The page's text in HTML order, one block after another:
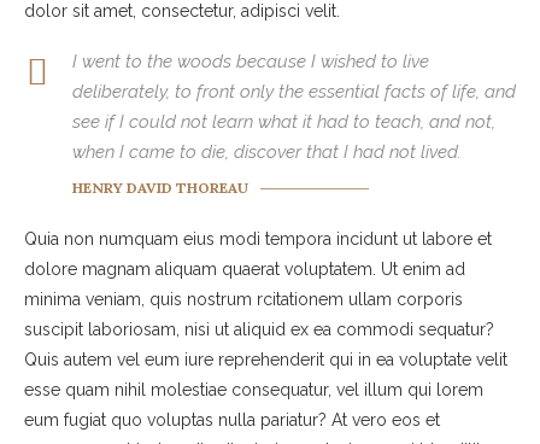
dolor sit amet, consectetur, adipisci velit.
I went to the woods because I wished to live
deliberately, to front only the essential facts of life, and
see if I could not learn what it had to teach, and not,
when I came to die, discover that I had not lived.
HENRY DAVID THOREAU
Quia non numquam eius modi tempora incidunt ut labore et
dolore magnam aliquam quaerat voluptatem. Ut enim ad
minima veniam, quis nostrum rcitationem ullam corporis
suscipit laboriosam, nisi ut aliquid ex ea commodi sequatur?
Quis autem vel eum iure reprehenderit qui in ea voluptate velit
esse quam nihil molestiae consequatur, vel illum qui lorem
eum fugiat quo voluptas nulla pariatur? At vero eos et